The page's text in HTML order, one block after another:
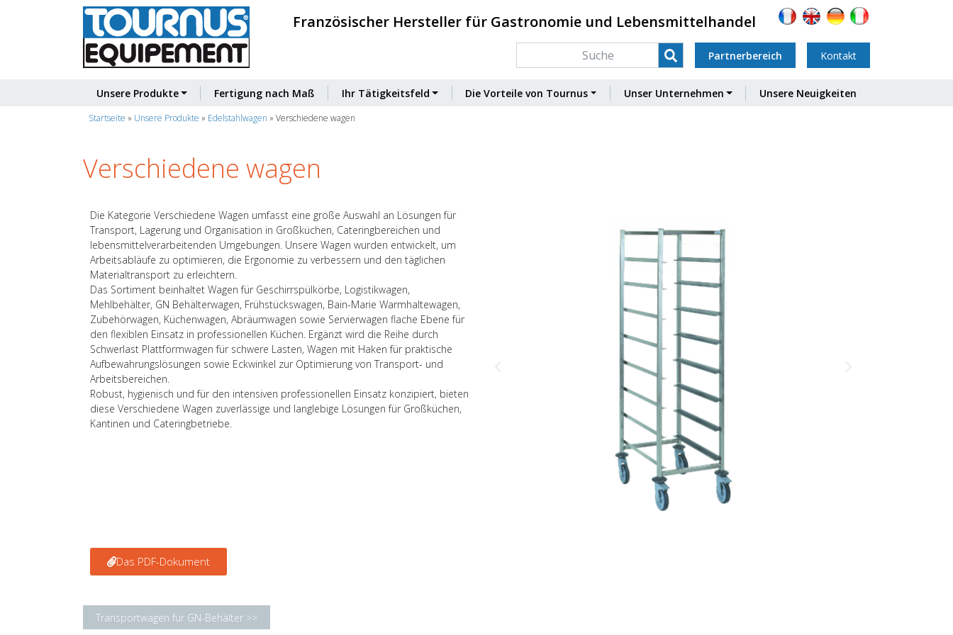
Französischer Hersteller für Gastronomie und Lebensmittelhandel
Partnerbereich Kontakt
Unsere Produkte Fertigung nach Maß Ihr Tätigkeitsfeld Die Vorteile von Tournus Unser Unternehmen Unsere Neuigkeiten
Startseite » Unsere Produkte » Edelstahlwagen » Verschiedene wagen
Verschiedene wagen
Die Kategorie Verschiedene Wagen umfasst eine große Auswahl an Lösungen für
Transport, Lagerung und Organisation in Großküchen, Cateringbereichen und
lebensmittelverarbeitenden Umgebungen. Unsere Wagen wurden entwickelt, um
Arbeitsabläufe zu optimieren, die Ergonomie zu verbessern und den täglichen
Materialtransport zu erleichtern.
Das Sortiment beinhaltet Wagen für Geschirrspülkörbe, Logistikwagen,
Mehlbehälter, GN Behälterwagen, Frühstückswagen, Bain-Marie Warmhaltewagen,
Zubehörwagen, Küchenwagen, Abräumwagen sowie Servierwagen flache Ebene für
den flexiblen Einsatz in professionellen Küchen. Ergänzt wird die Reihe durch
Schwerlast Plattformwagen für schwere Lasten, Wagen mit Haken für praktische
Aufbewahrungslösungen sowie Eckwinkel zur Optimierung von Transport- und
Arbeitsbereichen.
Robust, hygienisch und für den intensiven professionellen Einsatz konzipiert, bieten
diese Verschiedene Wagen zuverlässige und langlebige Lösungen für Großküchen,
Kantinen und Cateringbetriebe.
Das PDF-Dokument
Transportwagen für GN-Behälter >>